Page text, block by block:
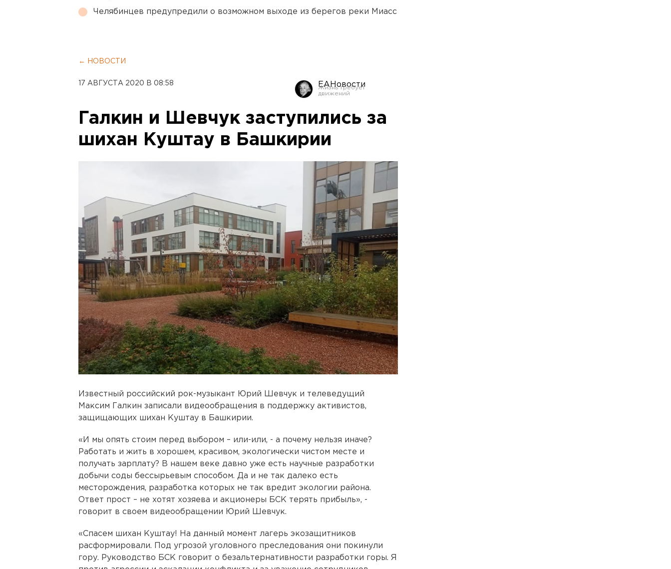
Челябинцев предупредили о возможном выходе из берегов реки Миасс
← НОВОСТИ
17 АВГУСТА 2020 В 08:58 ЕАНовости
Галкин и Шевчук заступились за
шихан Куштау в Башкирии
Известный российский рок-музыкант Юрий Шевчук и телеведущий
Максим Галкин записали видеообращения в поддержку активистов,
защищающих шихан Куштау в Башкирии.
«И мы опять стоим перед выбором – или-или, - а почему нельзя иначе?
Работать и жить в хорошем, красивом, экологически чистом месте и
получать зарплату? В нашем веке давно уже есть научные разработки
добычи соды бессырьевым способом. Да и не так далеко есть
месторождения, разработка которых не так вредит экологии района.
Ответ прост – не хотят хозяева и акционеры БСК терять прибыль», -
говорит в своем видеообращении Юрий Шевчук.
«Спасем шихан Куштау! На данный момент лагерь экозащитников
расформировали. Под угрозой уголовного преследования они покинули
гору. Руководство БСК говорит о безальтернативности разработки горы. Я